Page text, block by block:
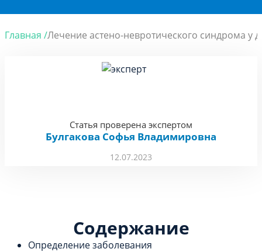
Главная /Лечение астено-невротического синдрома у
12.07.2023
Статья проверена экспертом
Булгакова Софья Владимировна
Содержание
Определение заболевания